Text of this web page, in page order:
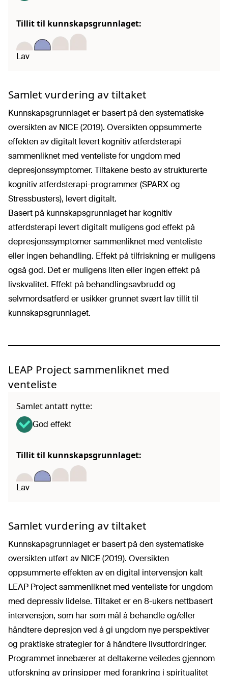
Tillit til kunnskapsgrunnlaget:
Lav
Samlet vurdering av tiltaket
Kunnskapsgrunnlaget er basert på den systematiske
oversikten av NICE (2019). Oversikten oppsummerte
effekten av digitalt levert kognitiv atferdsterapi
sammenliknet med venteliste for ungdom med
depresjonssymptomer. Tiltakene besto av strukturerte
kognitiv atferdsterapi-programmer (SPARX og
Stressbusters), levert digitalt.
Basert på kunnskapsgrunnlaget har kognitiv
atferdsterapi levert digitalt muligens god effekt på
depresjonssymptomer sammenliknet med venteliste
eller ingen behandling. Effekt på tilfriskning er muligens
også god. Det er muligens liten eller ingen effekt på
livskvalitet. Effekt på behandlingsavbrudd og
selvmordsatferd er usikker grunnet svært lav tillit til
kunnskapsgrunnlaget.
LEAP Project sammenliknet med
venteliste
Samlet antatt nytte:
God effekt
Tillit til kunnskapsgrunnlaget:
Lav
Samlet vurdering av tiltaket
Kunnskapsgrunnlaget er basert på den systematiske
oversikten utført av NICE (2019). Oversikten
oppsummerte effekten av en digital intervensjon kalt
LEAP Project sammenliknet med venteliste for ungdom
med depressiv lidelse. Tiltaket er en 8-ukers nettbasert
intervensjon, som har som mål å behandle og/eller
håndtere depresjon ved å gi ungdom nye perspektiver
og praktiske strategier for å håndtere livsutfordringer.
Programmet innebærer at deltakerne veiledes gjennom
utforskning av prinsipper med forankring i spiritualitet